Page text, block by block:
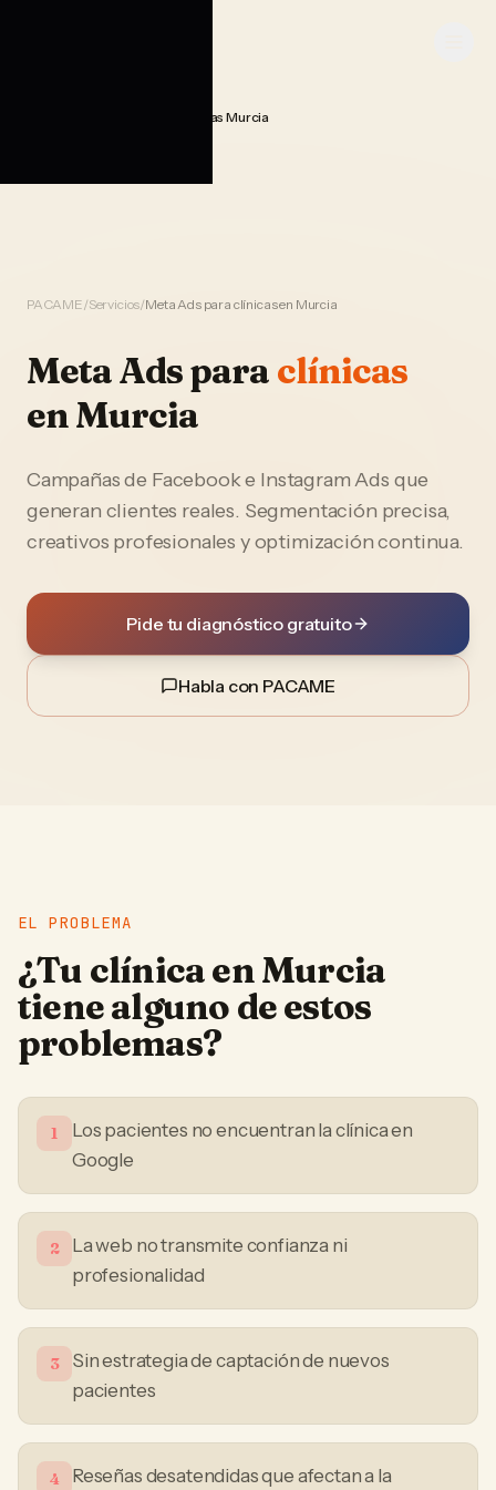
Publicidad Meta Ads Clinicas Murcia
PACAME/Servicios/Meta Ads para clínicas en Murcia
Meta Adspara clínicas
enMurcia
Campañas de Facebook e Instagram Ads que
generan clientes reales. Segmentación precisa,
creativos profesionales y optimización continua.
Pide tu diagnóstico gratuito
Habla con PACAME
EL PROBLEMA
¿Tu clínicaenMurcia
tiene alguno de estos
problemas?
1
Los pacientes no encuentran la clínica en
Google
2
La web no transmite confianza ni
profesionalidad
3
Sin estrategia de captación de nuevos
pacientes
4
Reseñas desatendidas que afectan a la